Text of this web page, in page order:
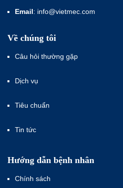
Email: info@vietmec.com
Về chúng tôi
Câu hỏi thường gặp
Dịch vụ
Tiêu chuẩn
Tin tức
Hướng dẫn bệnh nhân
Chính sách